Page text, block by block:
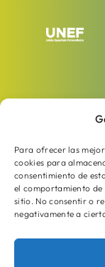
Para ofrecer las
cookies para
consentimiento de
el comportamiento de
sitio. No consentir o
negativamente a